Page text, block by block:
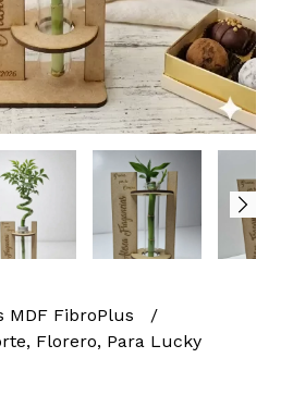
MDF FibroPlus
Florero, Para Lucky